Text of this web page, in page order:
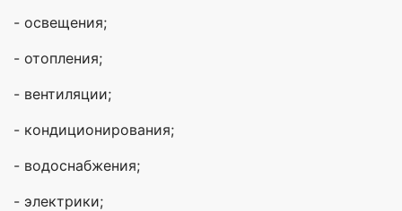
- освещения;
- отопления;
- вентиляции;
- кондиционирования;
- водоснабжения;
- электрики;